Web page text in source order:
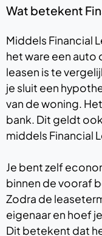
Wat betekent
Middels Financial
het ware een auto
leasen is te
je sluit een
van de woning.
bank. Dit geldt
middels Financial
Je bent zelf
binnen de vooraf
Zodra de
eigenaar en hoef
Dit betekent dat